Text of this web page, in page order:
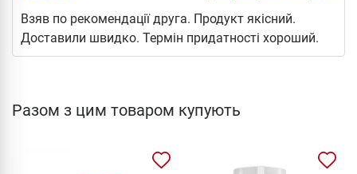
Взяв по рекомендації друга. Продукт якісний.
Доставили швидко. Термін придатності хороший.
Разом з цим товаром купують